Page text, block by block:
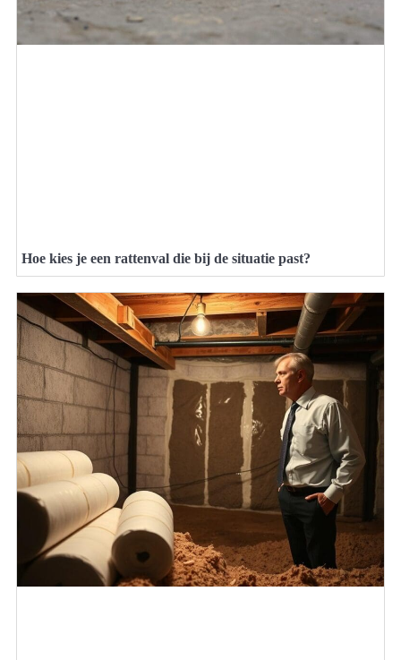
Hoe kies je een rattenval die bij de situatie past?